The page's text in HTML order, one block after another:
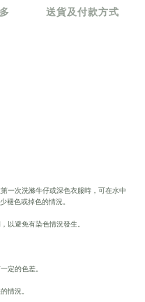
送貨及付款方式
一次洗滌牛仔或深色衣服時，可在水中
褪色或掉色的情況。
以避免有染色情況發生。
定的色差。
情況。